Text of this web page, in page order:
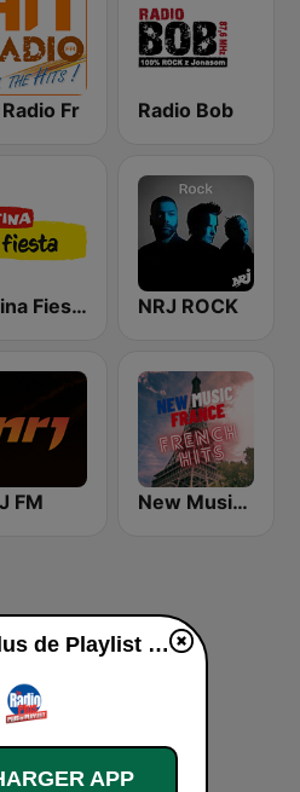
Fr Radio Bob
Latina Fiesta NRJ ROCK
FM New Music France French Hits
La Radio Plus de Playlist en ligne
APP